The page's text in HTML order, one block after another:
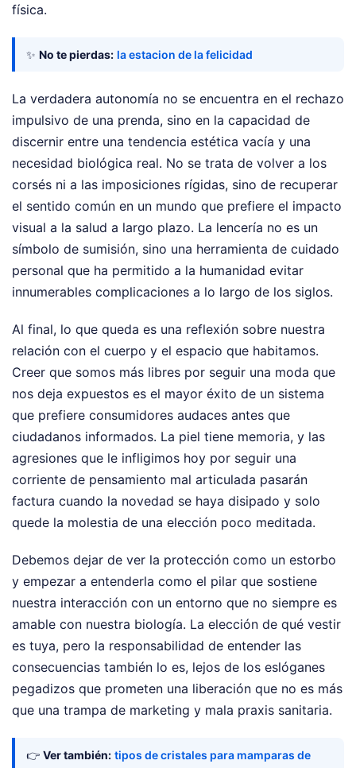
física.
✨ No te pierdas: la estacion de la felicidad
La verdadera autonomía no se encuentra en el rechazo
impulsivo de una prenda, sino en la capacidad de
discernir entre una tendencia estética vacía y una
necesidad biológica real. No se trata de volver a los
corsés ni a las imposiciones rígidas, sino de recuperar
el sentido común en un mundo que prefiere el impacto
visual a la salud a largo plazo. La lencería no es un
símbolo de sumisión, sino una herramienta de cuidado
personal que ha permitido a la humanidad evitar
innumerables complicaciones a lo largo de los siglos.
Al final, lo que queda es una reflexión sobre nuestra
relación con el cuerpo y el espacio que habitamos.
Creer que somos más libres por seguir una moda que
nos deja expuestos es el mayor éxito de un sistema
que prefiere consumidores audaces antes que
ciudadanos informados. La piel tiene memoria, y las
agresiones que le infligimos hoy por seguir una
corriente de pensamiento mal articulada pasarán
factura cuando la novedad se haya disipado y solo
quede la molestia de una elección poco meditada.
Debemos dejar de ver la protección como un estorbo
y empezar a entenderla como el pilar que sostiene
nuestra interacción con un entorno que no siempre es
amable con nuestra biología. La elección de qué vestir
es tuya, pero la responsabilidad de entender las
consecuencias también lo es, lejos de los eslóganes
pegadizos que prometen una liberación que no es más
que una trampa de marketing y mala praxis sanitaria.
👉 Ver también: tipos de cristales para mamparas de